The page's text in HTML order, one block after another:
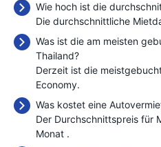
Wie hoch ist die
Die durchschnittliche
Was ist die am meisten
Thailand?
Derzeit ist die
Economy.
Was kostet eine
Der Durchschnittspreis für
Monat .